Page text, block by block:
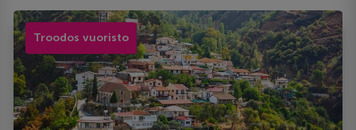
Troodos vuoristo